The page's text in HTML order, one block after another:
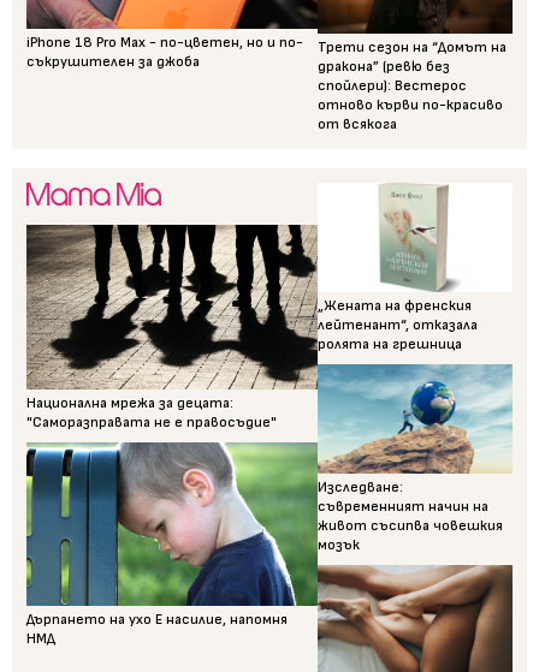
iPhone 18 Pro Max - по-цветен, но и по-
съкрушителен за джоба
Трети сезон на “Домът на
дракона” (ревю без
спойлери): Вестерос
отново кърви по-красиво
от всякога
Национална мрежа за децата:
"Саморазправата не е правосъдие"
Дърпането на ухо Е насилие, напомня
НМД
„Жената на френския
лейтенант“, отказала
ролята на грешница
Изследване:
съвременният начин на
живот съсипва човешкия
мозък